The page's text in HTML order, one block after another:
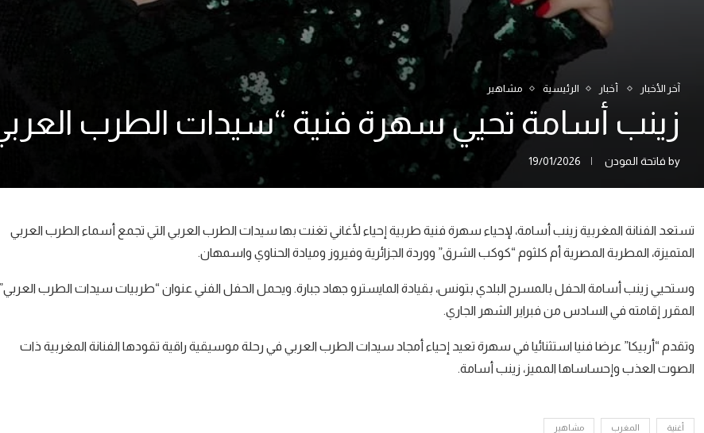
آخر الأخبار أخبار الرئيسية مشاهير
زينب أسامة تحيي سهرة فنية “سيدات الطرب
by فاتحة المودن 19/01/2026
تستعد الفنانة المغربية زينب أسامة، لإحياء سهرة فنية طربية إحياء لأغاني تغنت بها سيدات الطرب العربي التي تجمع أسماء الطرب العربي
المتميزة، المطربة المصرية أم كلثوم “كوكب الشرق” ووردة الجزائرية وفيروز وميادة الحناوي واسمهان.
وستحيي زينب أسامة الحفل بالمسرح البلدي بتونس، بقيادة المايسترو جهاد جبارة. ويحمل الحفل الفني عنوان “طربيات سيدات الطرب
المقرر إقامته في السادس من فبراير الشهر الجاري.
وتقدم “أربيكا” عرضا فنيا استثنائيا في سهرة تعيد إحياء أمجاد سيدات الطرب العربي في رحلة موسيقية راقية تقودها الفنانة المغربية ذات
الصوت العذب وإحساساها المميز، زينب أسامة.
أغنية المغرب مشاهير